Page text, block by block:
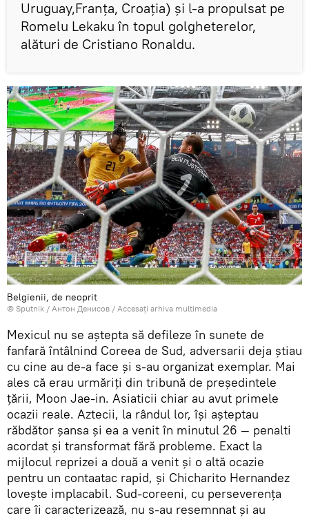
Uruguay,Franța, Croația) și l-a propulsat pe
Romelu Lekaku în topul golgheterelor,
alături de Cristiano Ronaldu.
Belgienii, de neoprit
© Sputnik / Антон Денисов / Accesați arhiva multimedia
Mexicul nu se aștepta să defileze în sunete de
fanfară întâlnind Coreea de Sud, adversarii deja știau
cu cine au de-a face și s-au organizat exemplar. Mai
ales că erau urmăriți din tribună de președintele
țării, Moon Jae-in. Asiaticii chiar au avut primele
ocazii reale. Aztecii, la rândul lor, își așteptau
răbdător șansa și ea a venit în minutul 26 — penalti
acordat și transformat fără probleme. Exact la
mijlocul reprizei a două a venit și o altă ocazie
pentru un contaatac rapid, și Chicharito Hernandez
lovește implacabil. Sud-coreeni, cu perseverența
care îi caracterizează, nu s-au resemnnat și au